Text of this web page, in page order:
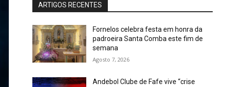
ARTIGOS RECENTES
Fornelos celebra festa em honra da
padroeira Santa Comba este fim de
semana
Agosto 7, 2026
Andebol Clube de Fafe vive “crise